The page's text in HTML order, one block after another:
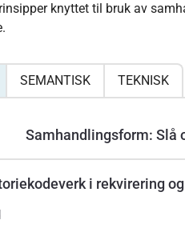
knyttet til bruk av
SEMANTISK TEKNISK
Samhandlingsform: Slå
i rekvirering